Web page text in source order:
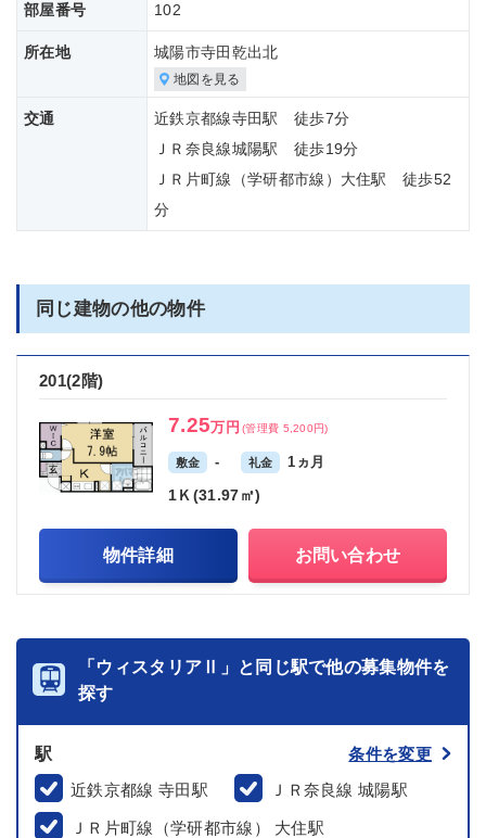
部屋番号 102
所在地 城陽市寺田乾出北
地図を見る
交通
近鉄京都線寺田駅 徒歩7分
ＪＲ奈良線城陽駅 徒歩19分
ＪＲ片町線（学研都市線）大住駅 徒歩52
分
同じ建物の他の物件
201(2階)
7.25万円 (管理費 5,200円)
敷金 - 礼金 1ヵ月
1Ｋ(31.97㎡)
物件詳細 お問い合わせ
「ウィスタリアⅡ」と同じ駅で他の募集物件を
探す
駅
条件を変更
近鉄京都線 寺田駅
ＪＲ奈良線 城陽駅
ＪＲ片町線（学研都市線） 大住駅